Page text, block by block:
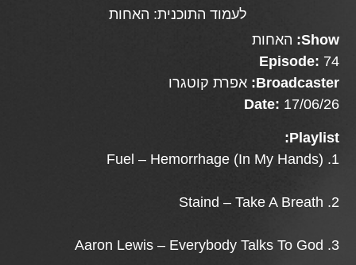
לעמוד התוכנית: האחות
Show: האחות
Episode: 74
Broadcaster: אפרת קוטגרו
Date: 17/06/26
Playlist:
1. Fuel – Hemorrhage (In My Hands)
2. Staind – Take A Breath
3. Aaron Lewis – Everybody Talks To God